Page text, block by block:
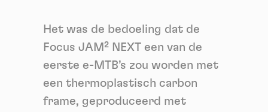
Het was de bedoeling dat de
Focus JAM² NEXT een van de
eerste e-MTB’s zou worden met
een thermoplastisch carbon
frame, geproduceerd met